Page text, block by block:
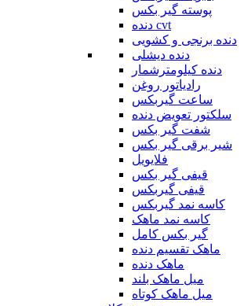
پوسته گیر بکس
دنده cvt
دنده برنجی و کشویی
دنده دیشلی
دنده کیلومترشمار
رادیاتور روغن
ساعت گیربکس
سلکتور تعویض دنده
شفت گیر بکس
شیر برقی گیر بکس
فلایویل
قیفی گیر بکس
قیفی گیربکس
کاسه نمد گیربکس
کاسه نمد ماهک
گیر بکس کامل
ماهک تقسیم دنده
ماهک دنده
میل ماهک بلند
میل ماهک کوتاه